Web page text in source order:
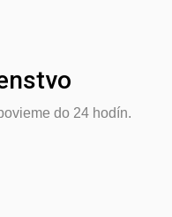
do 24 hodín.